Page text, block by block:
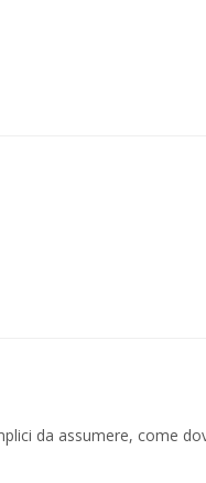
da assumere, come